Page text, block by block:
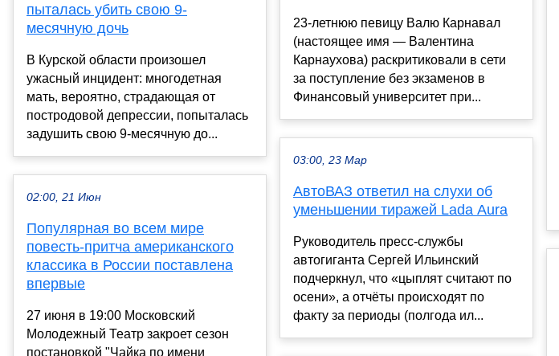
пыталась убить свою 9-
месячную дочь
В Курской области произошел
ужасный инцидент: многодетная
мать, вероятно, страдающая от
постродовой депрессии, попыталась
задушить свою 9-месячную до...
02:00, 21 Июн
Популярная во всем мире
повесть-притча американского
классика в России поставлена
впервые
27 июня в 19:00 Московский
Молодежный Театр закроет сезон
постановкой "Чайка по имени
23-летнюю певицу Валю Карнавал
(настоящее имя — Валентина
Карнаухова) раскритиковали в сети
за поступление без экзаменов в
Финансовый университет при...
03:00, 23 Мар
АвтоВАЗ ответил на слухи об
уменьшении тиражей Lada Aura
Руководитель пресс-службы
автогиганта Сергей Ильинский
подчеркнул, что «цыплят считают по
осени», а отчёты происходят по
факту за периоды (полгода ил...